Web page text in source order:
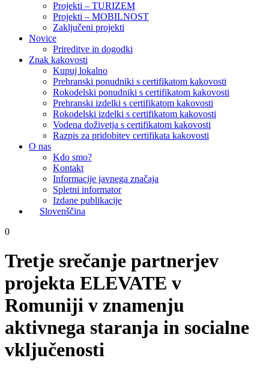
Projekti – TURIZEM
Projekti – MOBILNOST
Zaključeni projekti
Novice
Prireditve in dogodki
Znak kakovosti
Kupuj lokalno
Prehranski ponudniki s certifikatom kakovosti
Rokodelski ponudniki s certifikatom kakovosti
Prehranski izdelki s certifikatom kakovosti
Rokodelski izdelki s certifikatom kakovosti
Vodena doživetja s certifikatom kakovosti
Razpis za pridobitev certifikata kakovosti
O nas
Kdo smo?
Kontakt
Informacije javnega značaja
Spletni informator
Izdane publikacije
Slovenščina
0
Tretje srečanje partnerjev
projekta ELEVATE v
Romuniji v znamenju
aktivnega staranja in socialne
vključenosti